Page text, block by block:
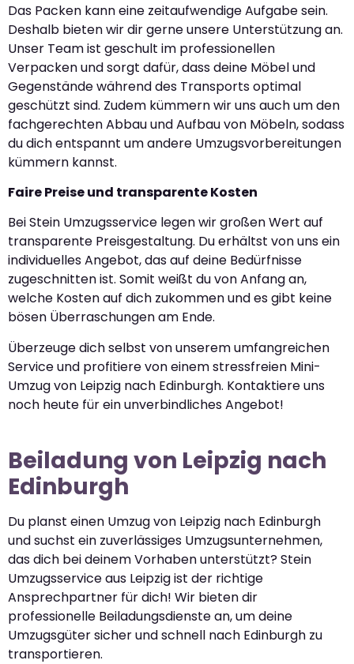
Das Packen kann eine zeitaufwendige Aufgabe sein.
Deshalb bieten wir dir gerne unsere Unterstützung an.
Unser Team ist geschult im professionellen
Verpacken und sorgt dafür, dass deine Möbel und
Gegenstände während des Transports optimal
geschützt sind. Zudem kümmern wir uns auch um den
fachgerechten Abbau und Aufbau von Möbeln, sodass
du dich entspannt um andere Umzugsvorbereitungen
kümmern kannst.
Faire Preise und transparente Kosten
Bei Stein Umzugsservice legen wir großen Wert auf
transparente Preisgestaltung. Du erhältst von uns ein
individuelles Angebot, das auf deine Bedürfnisse
zugeschnitten ist. Somit weißt du von Anfang an,
welche Kosten auf dich zukommen und es gibt keine
bösen Überraschungen am Ende.
Überzeuge dich selbst von unserem umfangreichen
Service und profitiere von einem stressfreien Mini-
Umzug von Leipzig nach Edinburgh. Kontaktiere uns
noch heute für ein unverbindliches Angebot!
Beiladung von Leipzig nach
Edinburgh
Du planst einen Umzug von Leipzig nach Edinburgh
und suchst ein zuverlässiges Umzugsunternehmen,
das dich bei deinem Vorhaben unterstützt? Stein
Umzugsservice aus Leipzig ist der richtige
Ansprechpartner für dich! Wir bieten dir
professionelle Beiladungsdienste an, um deine
Umzugsgüter sicher und schnell nach Edinburgh zu
transportieren.